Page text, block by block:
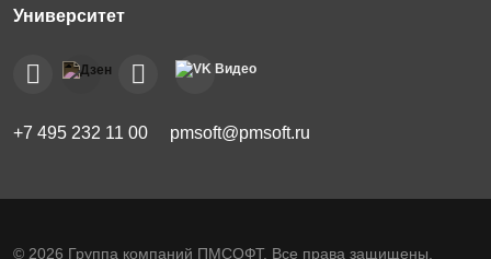
+7 495 232 11 00 pmsoft@pmsoft.ru
© 2026 Группа компаний ПМСОФТ. Все права защищены.